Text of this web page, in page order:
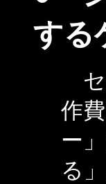
する
セ
作
ー
る